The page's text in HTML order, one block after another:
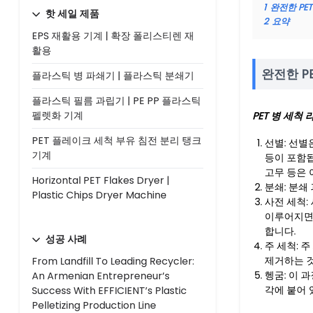
핫 세일 제품
EPS 재활용 기계 | 확장 폴리스티렌 재
활용
플라스틱 병 파쇄기 | 플라스틱 분쇄기
플라스틱 필름 과립기 | PE PP 플라스틱
펠렛화 기계
PET 플레이크 세척 부유 침전 분리 탱크
기계
Horizontal PET Flakes Dryer |
Plastic Chips Dryer Machine
성공 사례
From Landfill To Leading Recycler:
An Armenian Entrepreneur’s
Success With EFFICIENT’s Plastic
Pelletizing Production Line
1 완전한
2 요약
완전한
PET 병 세척
선별: 선별
등이 포함
고무 등은
분쇄: 분쇄
사전 세척:
이루어지
합니다.
주 세척:
제거하는
헹굼: 이
각에 붙어